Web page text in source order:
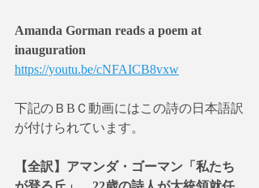
Amanda Gorman reads a poem at
inauguration
https://youtu.be/cNFAICB8vxw
下記のＢBＣ動画にはこの詩の日本語訳
が付けられています。
【全訳】アマンダ・ゴーマン「 私たち